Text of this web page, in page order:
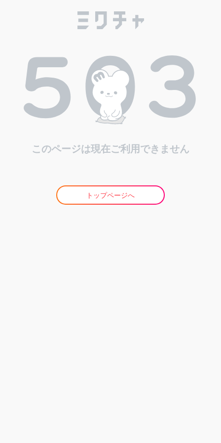
このページは現在ご利用できません